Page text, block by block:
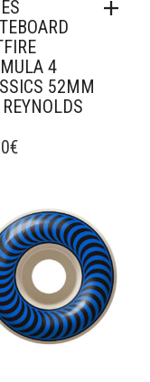
4
52MM
€
à mes favoris